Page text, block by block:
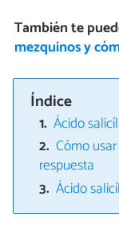
También te
mezquinos y
Índice
Ácido
Cómo
respuesta
Ácido